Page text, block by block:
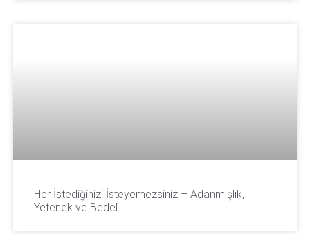
Her İstediğinizi İsteyemezsiniz – Adanmışlık,
Yetenek ve Bedel